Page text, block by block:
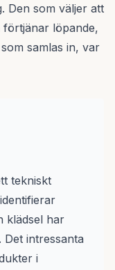
Den som väljer att
förtjänar löpande,
samlas in, var
tekniskt
klädsel har
intressanta
i